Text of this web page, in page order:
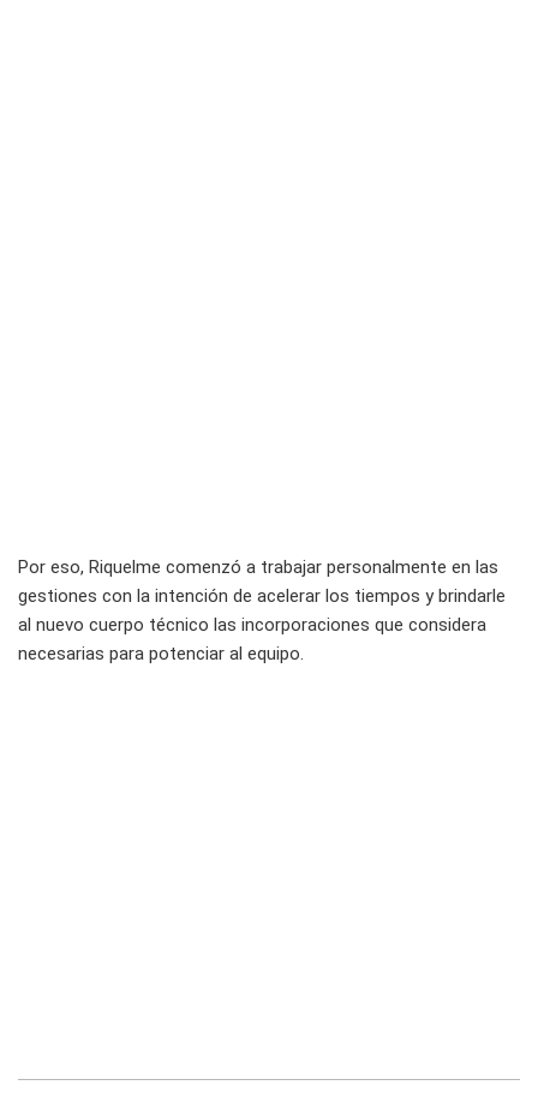
Por eso, Riquelme comenzó a trabajar personalmente en las
gestiones con la intención de acelerar los tiempos y brindarle
al nuevo cuerpo técnico las incorporaciones que considera
necesarias para potenciar al equipo.